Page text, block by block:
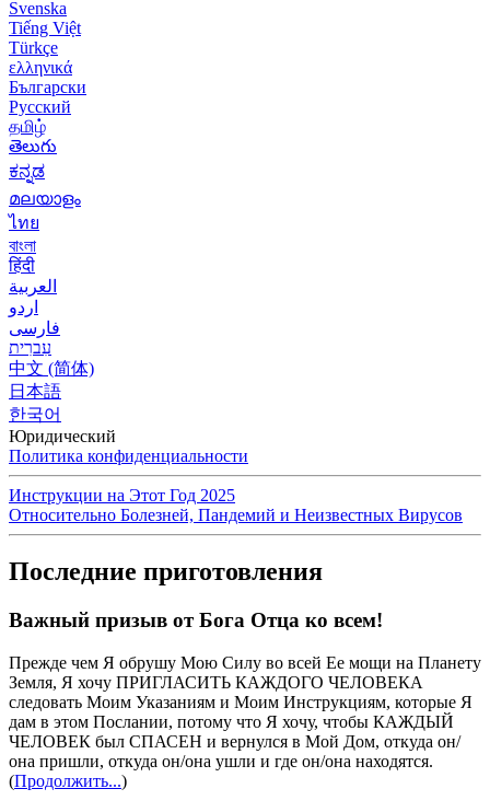
Svenska
Tiếng Việt
Türkçe
ελληνικά
Български
Русский
தமிழ்
తెలుగు
ಕನ್ನಡ
മലയാളം
ไทย
বাংলা
हिंदी
العربية
اردو
فارسی
עִברִית
中文 (简体)
日本語
한국어
Юридический
Политика конфиденциальности
Инструкции на Этот Год 2025
Относительно Болезней, Пандемий и Неизвестных Вирусов
Последние приготовления
Важный призыв от Бога Отца ко всем!
Прежде чем Я обрушу Мою Силу во всей Ее мощи на Планету
Земля, Я хочу ПРИГЛАСИТЬ КАЖДОГО ЧЕЛОВЕКА
следовать Моим Указаниям и Моим Инструкциям, которые Я
дам в этом Послании, потому что Я хочу, чтобы КАЖДЫЙ
ЧЕЛОВЕК был СПАСЕН и вернулся в Мой Дом, откуда он/
она пришли, откуда он/она ушли и где он/она находятся.
(Продолжить...)